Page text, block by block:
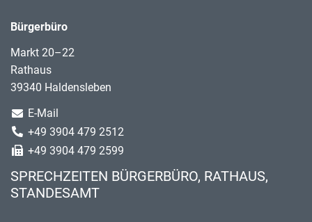
Bürgerbüro
Markt 20–22
Rathaus
39340 Haldensleben
E-Mail
+49 3904 479 2512
+49 3904 479 2599
SPRECHZEITEN BÜRGERBÜRO, RATHAUS,
STANDESAMT